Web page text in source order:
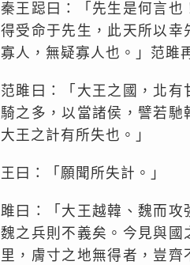
秦王跽曰：「先生是何言
得受命于先生，此天所以
寡人，無疑寡人也。」范雎
范雎曰：「大王之國，北
騎之多，以當諸侯，譬若
大王之計有所失也。」
王曰：「願聞所失計。」
雎曰：「大王越韓、魏而攻
魏之兵則不義矣。今見與
里，膚寸之地無得者，豈